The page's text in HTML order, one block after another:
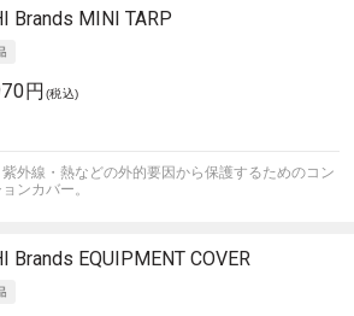
Brands MINI TARP
円 (税込)
外線・熱などの外的要因から保護するためのコン
ンカバー。
Brands EQUIPMENT COVER